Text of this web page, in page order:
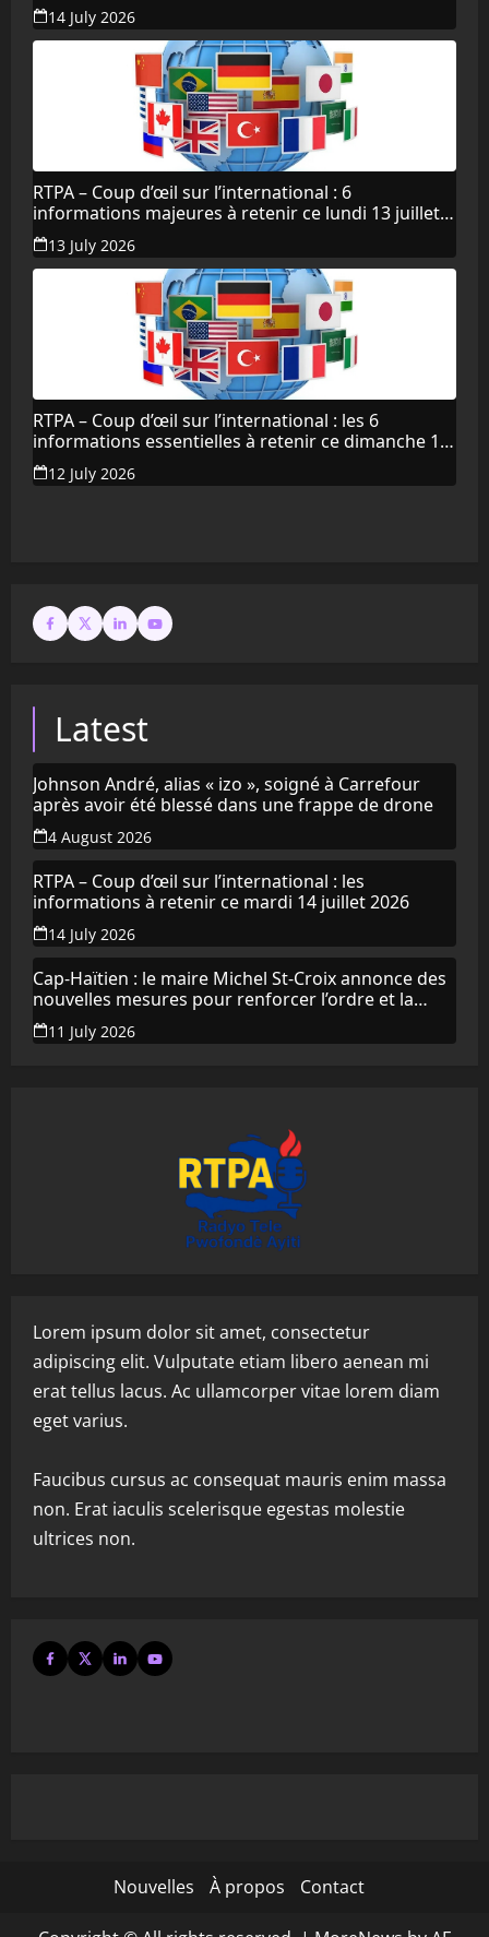
14 July 2026
RTPA – Coup d’œil sur l’international : 6
informations majeures à retenir ce lundi 13 juillet
202613 July 2026
RTPA – Coup d’œil sur l’international : les 6
informations essentielles à retenir ce dimanche 12
juillet 2026
12 July 2026
Latest
Johnson André, alias « izo », soigné à Carrefour
après avoir été blessé dans une frappe de drone
4 August 2026
RTPA – Coup d’œil sur l’international : les
informations à retenir ce mardi 14 juillet 2026
14 July 2026
Cap-Haïtien : le maire Michel St-Croix annonce des
nouvelles mesures pour renforcer l’ordre et la
propreté de la ville
11 July 2026
Lorem ipsum dolor sit amet, consectetur
adipiscing elit. Vulputate etiam libero aenean mi
erat tellus lacus. Ac ullamcorper vitae lorem diam
eget varius.
Faucibus cursus ac consequat mauris enim massa
non. Erat iaculis scelerisque egestas molestie
ultrices non.
Nouvelles À propos Contact